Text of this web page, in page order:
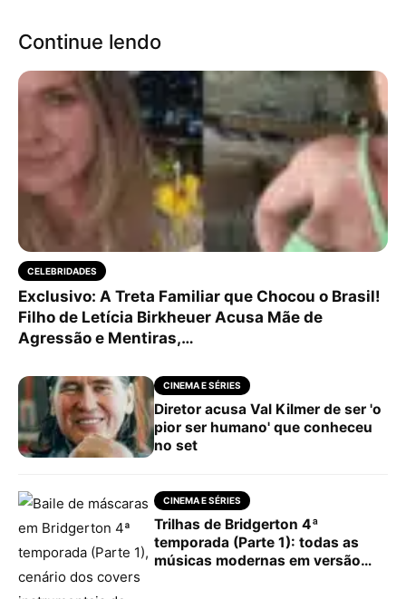
Continue lendo
CELEBRIDADES
Exclusivo: A Treta Familiar que Chocou o Brasil!
Filho de Letícia Birkheuer Acusa Mãe de
Agressão e Mentiras,…
CINEMA E SÉRIES
Diretor acusa Val Kilmer de ser 'o
pior ser humano' que conheceu
no set
CINEMA E SÉRIES
Trilhas de Bridgerton 4ª
temporada (Parte 1): todas as
músicas modernas em versão